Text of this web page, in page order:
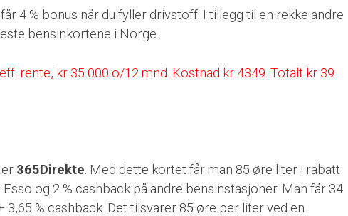
4 % bonus når du fyller drivstoff. I tillegg til en rekke andre
bensinkortene i Norge.
rente, kr 35 000 o/12 mnd. Kostnad kr 4349. Totalt kr 39
365Direkte . Med dette kortet får man 85 øre liter i rabatt
og 2 % cashback på andre bensinstasjoner. Man får 34
% cashback. Det tilsvarer 85 øre per liter ved en